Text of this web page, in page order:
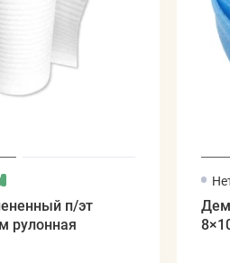
п/эт
рулонная